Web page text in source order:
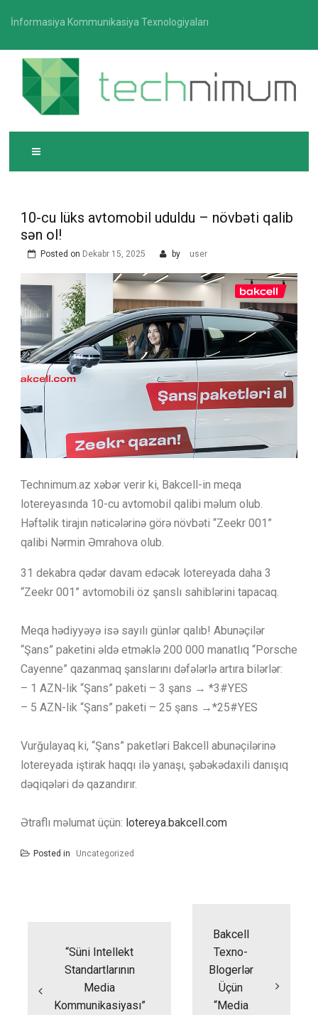
İnformasiya Kommunikasiya Texnologiyaları
TECHNIMUM
İnformasiya-kommunikasiya texnologiyaları üzrə
media platforması
10-cu lüks avtomobil uduldu – növbəti qalib
sən ol!
Posted on Dekabr 15, 2025 by user
Technimum.az xəbər verir ki, Bakcell-in meqa
lotereyasında 10-cu avtomobil qalibi məlum olub.
Həftəlik tirajın nəticələrinə görə növbəti “Zeekr 001”
qalibi Nərmin Əmrahova olub.
31 dekabra qədər davam edəcək lotereyada daha 3
“Zeekr 001” avtomobili öz şanslı sahiblərini tapacaq.
Meqa hədiyyəyə isə sayılı günlər qalıb! Abunəçilər
“Şans” paketini əldə etməklə 200 000 manatlıq “Porsche
Cayenne” qazanmaq şanslarını dəfələrlə artıra bilərlər:
– 1 AZN-lik “Şans” paketi – 3 şans → *3#YES
– 5 AZN-lik “Şans” paketi – 25 şans →*25#YES
Vurğulayaq ki, “Şans” paketləri Bakcell abunəçilərinə
lotereyada iştirak haqqı ilə yanaşı, şəbəkədaxili danışıq
dəqiqələri də qazandırır.
Ətraflı məlumat üçün: lotereya.bakcell.com
Posted in Uncategorized
“Süni Intellekt
Standartlarının
Media
Kommunikasiyası”
Bakcell
Texno-
Blogerlər
Üçün
“Media